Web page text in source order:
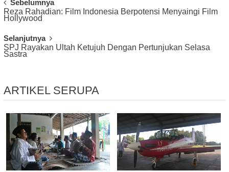
Post
Navigation
Sebelumnya
Reza Rahadian: Film Indonesia Berpotensi Menyaingi Film
Hollywood
Selanjutnya
SPJ Rayakan Ultah Ketujuh Dengan Pertunjukan Selasa
Sastra
ARTIKEL SERUPA